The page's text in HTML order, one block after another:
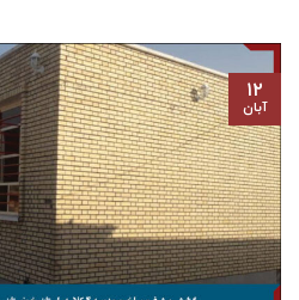
۱۲
آبان